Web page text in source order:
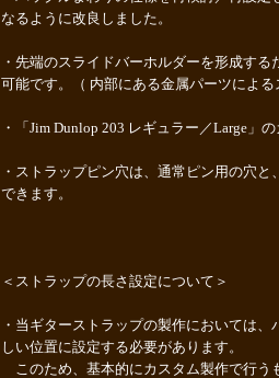
なるように改良しました。
・先端のスライドバーホルダーを形成す
可能です。（ 内部にある金属パーツによ
・「Jim Dunlop 203 レギュラー／Large」
・ストラップピン穴は、通常ピン用の穴
できます。
＜ストラップの長さ設定について＞
・当ギターストラップの製作においては
しい位置に設定する必要があります。
このため、基本的にカスタム製作で行う